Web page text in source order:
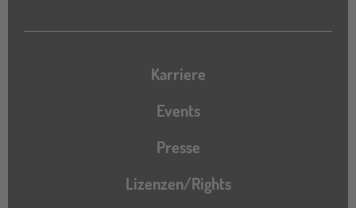
Karriere
Events
Presse
Lizenzen/Rights